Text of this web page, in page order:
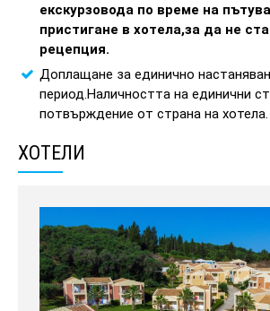
екскурзовода по време на
пристигане в хотела,за да не
рецепция.
Доплащане за единично
период.Наличността на единични
потвърждение от страна на хотела.
ХОТЕЛИ